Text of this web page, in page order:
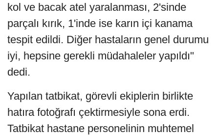
kol ve bacak atel yaralanması, 2'sinde
parçalı kırık, 1'inde ise karın içi kanama
tespit edildi. Diğer hastaların genel durumu
iyi, hepsine gerekli müdahaleler yapıldı"
dedi.
Yapılan tatbikat, görevli ekiplerin birlikte
hatıra fotoğrafı çektirmesiyle sona erdi.
Tatbikat hastane personelinin muhtemel